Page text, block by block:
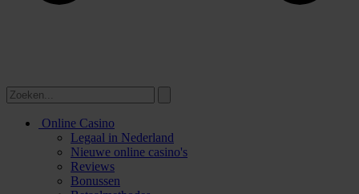
Online Casino
Legaal in Nederland
Nieuwe online casino's
Reviews
Bonussen